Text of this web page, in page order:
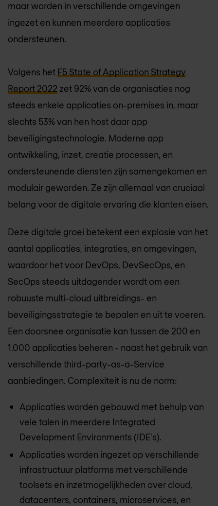
maar worden in verschillende omgevingen
ingezet en kunnen meerdere applicaties
ondersteunen.
Volgens het F5 State of Application Strategy
Report 2022 zet 92% van de organisaties nog
steeds enkele applicaties on-premises in, maar
slechts 53% van hen host daar app
beveiligingstechnologie. Moderne app
ontwikkeling, inzet, creatie processen, en
ondersteunende diensten zijn samengekomen en
modulair geworden. Ze zijn allemaal van cruciaal
belang voor de digitale ervaring die klanten eisen.
Deze digitale groei betekent een explosie van het
aantal applicaties, integraties, en omgevingen,
waardoor het voor DevOps, DevSecOps, en
SecOps steeds uitdagender wordt om een
robuuste multi-cloud uitbreidings- en
beveiligingsstrategie te bepalen en uit te voeren.
Een doorsnee organisatie kan tussen de 200 en
1.000 applicaties beheren - naast het gebruik van
verschillende third-party-as-a-Service
aanbiedingen. Complexiteit is nu de norm:
Applicaties worden gebouwd met behulp van
vele talen in meerdere Integrated
Development Environments (IDE's).
Applicaties worden ingezet op verschillende
infrastructuur platforms met verschillende
toolsets en inzetmogelijkheden over cloud,
datacenters, containers, microservices, en